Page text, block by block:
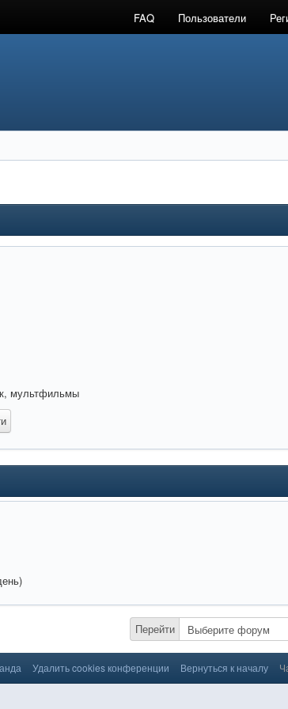
FAQ Пользователи
мультфильмы
Перейти
Удалить cookies конференции Вернуться к началу